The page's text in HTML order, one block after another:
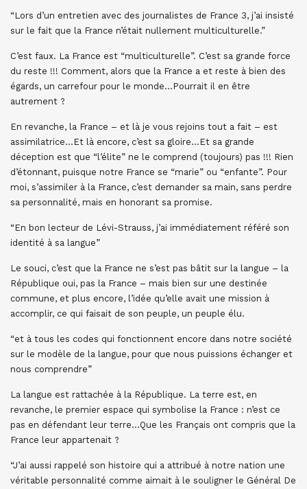
“Lors d’un entretien avec des journalistes de France 3, j’ai insisté
sur le fait que la France n’était nullement multiculturelle.”
C’est faux. La France est “multiculturelle”. C’est sa grande force
du reste !!! Comment, alors que la France a et reste à bien des
égards, un carrefour pour le monde…Pourrait il en être
autrement ?
En revanche, la France – et là je vous rejoins tout a fait – est
assimilatrice…Et là encore, c’est sa gloire…Et sa grande
déception est que “l’élite” ne le comprend (toujours) pas !!! Rien
d’étonnant, puisque notre France se “marie” ou “enfante”. Pour
moi, s’assimiler à la France, c’est demander sa main, sans perdre
sa personnalité, mais en honorant sa promise.
“En bon lecteur de Lévi-Strauss, j’ai immédiatement référé son
identité à sa langue”
Le souci, c’est que la France ne s’est pas bâtit sur la langue – la
République oui, pas la France – mais bien sur une destinée
commune, et plus encore, l’idée qu’elle avait une mission à
accomplir, ce qui faisait de son peuple, un peuple élu.
“et à tous les codes qui fonctionnent encore dans notre société
sur le modèle de la langue, pour que nous puissions échanger et
nous comprendre”
La langue est rattachée à la République. La terre est, en
revanche, le premier espace qui symbolise la France : n’est ce
pas en défendant leur terre…Que les Français ont compris que la
France leur appartenait ?
“J’ai aussi rappelé son histoire qui a attribué à notre nation une
véritable personnalité comme aimait à le souligner le Général De